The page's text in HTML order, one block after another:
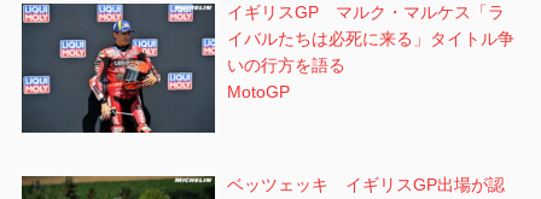
イギリスGP マルク・マルケス「ラ
イバルたちは必死に来る」タイトル争
いの行方を語る
MotoGP
ベッツェッキ イギリスGP出場が認